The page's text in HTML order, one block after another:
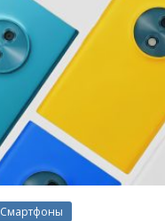
Смартфоны